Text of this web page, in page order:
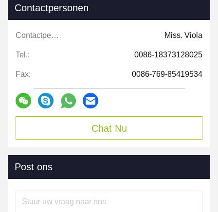
Contactpersonen
Contactpersonen: Miss. Viola
Tel.: 0086-18373128025
Fax: 0086-769-85419534
Chat Nu
Post ons